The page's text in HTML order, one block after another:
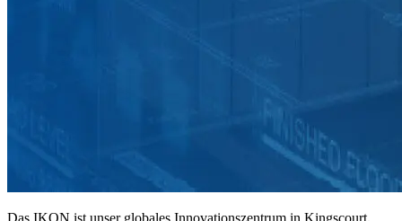
Das IKON ist unser globales Innovationszentrum in Kingscourt,